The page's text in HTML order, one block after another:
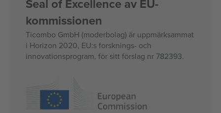
Seal of Excellence av EU-
kommissionen
Ticombo GmbH (moderbolag) är uppmärksammat
i Horizon 2020, EU:s forsknings- och
innovationsprogram, för sitt förslag nr 782393.